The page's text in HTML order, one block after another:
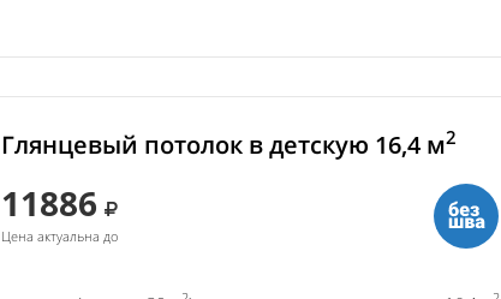
Глянцевый потолок в детскую 16,4 м2
11886
Цена актуальна до